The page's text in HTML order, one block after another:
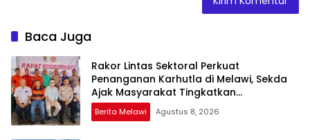
Baca Juga
Rakor Lintas Sektoral Perkuat
Penanganan Karhutla di Melawi, Sekda
Ajak Masyarakat Tingkatkan
Kewaspadaan
Berita Melawi Agustus 8, 2026